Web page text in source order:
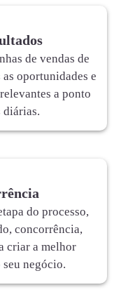
de vendas de
oportunidades e
a ponto
diárias.
do processo,
concorrência,
criar a melhor
seu negócio.